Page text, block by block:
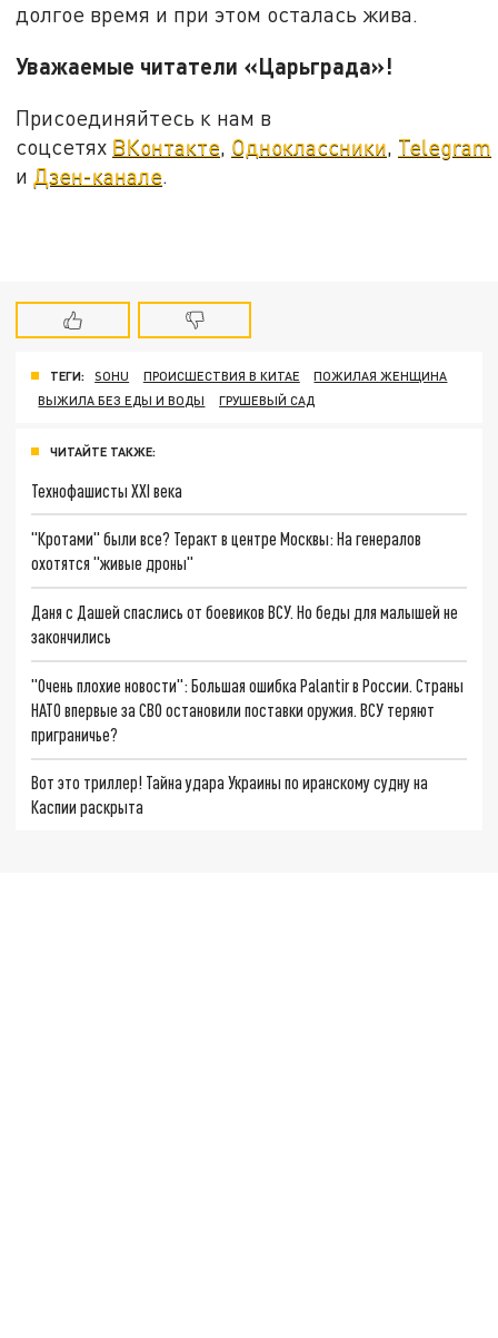
долгое время и при этом осталась жива.
Уважаемые читатели «Царьграда»!
Присоединяйтесь к нам в
соцсетях ВКонтакте Одноклассники Telegram
и Дзен-канале
ТЕГИ: SOHU ПРОИСШЕСТВИЯ В КИТАЕ
ПОЖИЛАЯ ЖЕНЩИНА
ВЫЖИЛА БЕЗ ЕДЫ И ВОДЫ
ГРУШЕВЫЙ САД
ЧИТАЙТЕ ТАКЖЕ:
Технофашисты XXI века
"Кротами" были все? Теракт в центре Москвы: На генералов
охотятся "живые дроны"
Даня с Дашей спаслись от боевиков ВСУ. Но беды для малышей не
закончились
"Очень плохие новости": Большая ошибка Palantir в России. Страны
НАТО впервые за СВО остановили поставки оружия. ВСУ теряют
приграничье?
Вот это триллер! Тайна удара Украины по иранскому судну на
Каспии раскрыта